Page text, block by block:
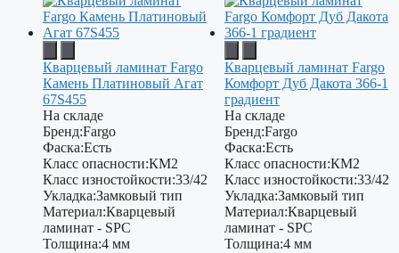
Кварцевый ламинат Fargo
Камень Платиновый Агат
67S455
На складе
Бренд:Fargo
Фаска:Есть
Класс опасности:КМ2
Класс изностойкости:33/42
Укладка:Замковый тип
Материал:Кварцевый
ламинат - SPC
Толщина:4 мм
Кварцевый ламинат Fargo
Комфорт Дуб Дакота 366-1
градиент
На складе
Бренд:Fargo
Фаска:Есть
Класс опасности:КМ2
Класс изностойкости:33/42
Укладка:Замковый тип
Материал:Кварцевый
ламинат - SPC
Толщина:4 мм